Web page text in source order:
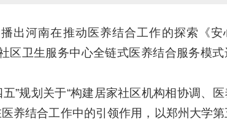
出河南在推动医养结合工作的探索《安
区卫生服务中心全链式医养结合服务模
”规划关于“构建居家社区机构相协调、
养结合工作中的引领作用，以郑州大学